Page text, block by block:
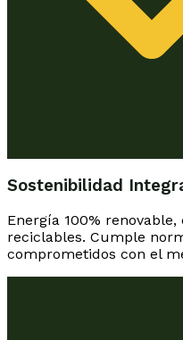
Sostenibilidad
Energía 100%
reciclables. Cumple
comprometidos con el